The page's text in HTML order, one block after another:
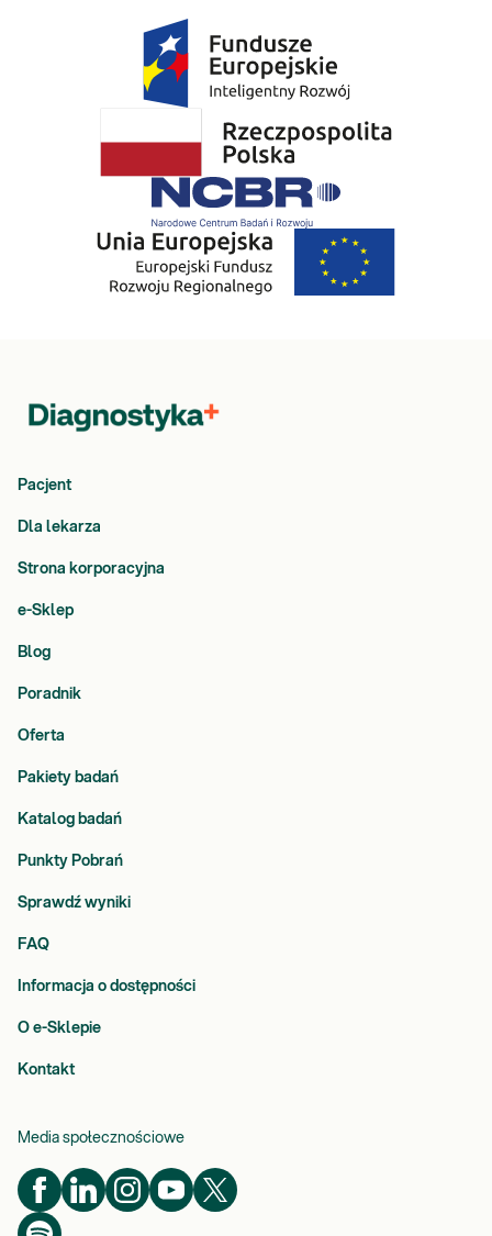
Pacjent
Dla lekarza
Strona korporacyjna
e-Sklep
Blog
Poradnik
Oferta
Pakiety badań
Katalog badań
Punkty Pobrań
Sprawdź wyniki
FAQ
Informacja o dostępności
O e-Sklepie
Kontakt
Media społecznościowe